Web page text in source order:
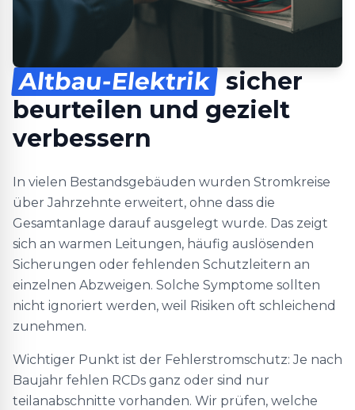
Altbau-Elektrik sicher
beurteilen und gezielt
verbessern
In vielen Bestandsgebäuden wurden Stromkreise
über Jahrzehnte erweitert, ohne dass die
Gesamtanlage darauf ausgelegt wurde. Das zeigt
sich an warmen Leitungen, häufig auslösenden
Sicherungen oder fehlenden Schutzleitern an
einzelnen Abzweigen. Solche Symptome sollten
nicht ignoriert werden, weil Risiken oft schleichend
zunehmen.
Wichtiger Punkt ist der Fehlerstromschutz: Je nach
Baujahr fehlen RCDs ganz oder sind nur
teilanabschnitte vorhanden. Wir prüfen, welche